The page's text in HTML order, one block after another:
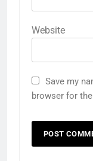
Website
Save my
browser for